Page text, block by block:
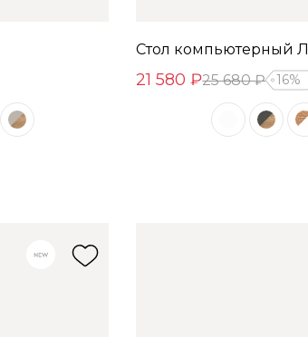
Стол компьютерный
21 580 ₽25 680 ₽ 16%